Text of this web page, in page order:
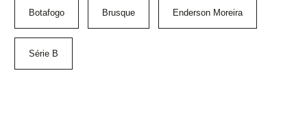
Botafogo Brusque Enderson Moreira
Série B